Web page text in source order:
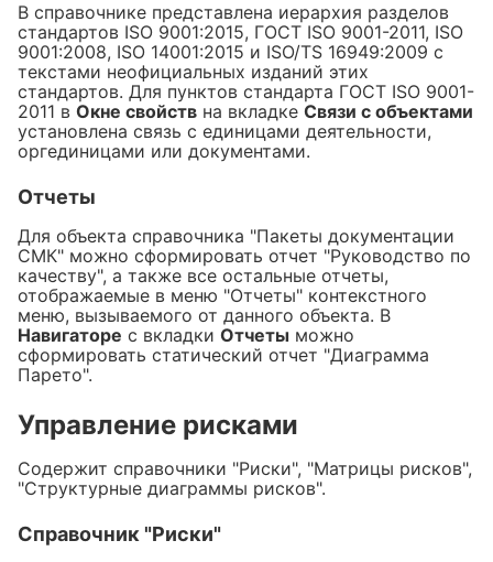
В справочнике представлена иерархия разделов
стандартов ISO 9001:2015, ГОСТ ISO 9001-2011, ISO
9001:2008, ISO 14001:2015 и ISO/TS 16949:2009 с
текстами неофициальных изданий этих
стандартов. Для пунктов стандарта ГОСТ ISO 9001-
2011 в Окне свойств на вкладке Связи с объектами
установлена связь с единицами деятельности,
оргединицами или документами.
Отчеты
Для объекта справочника "Пакеты документации
СМК" можно сформировать отчет "Руководство по
качеству", а также все остальные отчеты,
отображаемые в меню "Отчеты" контекстного
меню, вызываемого от данного объекта. В
Навигаторе с вкладки Отчеты можно
сформировать статический отчет "Диаграмма
Парето".
Управление рисками
Содержит справочники "Риски", "Матрицы рисков",
"Структурные диаграммы рисков".
Справочник "Риски"